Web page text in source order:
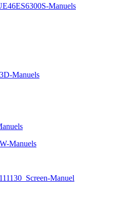
Manuels
Manuels
Manuels
Manuel